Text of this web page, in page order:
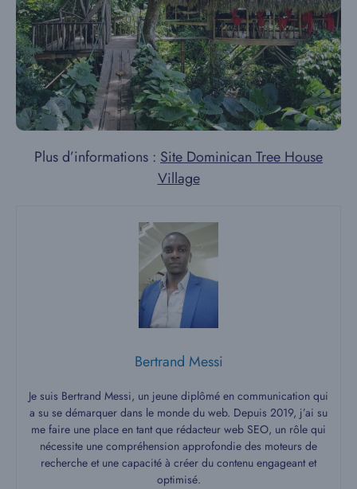
Plus d’informations : Site Dominican Tree House
Village
Bertrand Messi
Je suis Bertrand Messi, un jeune diplômé en communication qui
a su se démarquer dans le monde du web. Depuis 2019, j’ai su
me faire une place en tant que rédacteur web SEO, un rôle qui
nécessite une compréhension approfondie des moteurs de
recherche et une capacité à créer du contenu engageant et
optimisé.